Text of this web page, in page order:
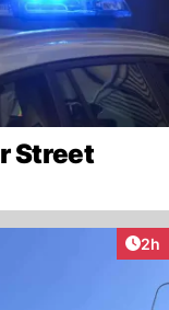
Street
2h